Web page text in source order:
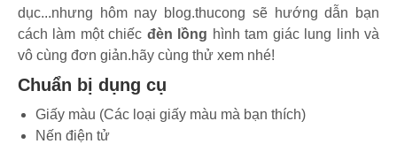
dục...nhưng hôm nay blog.thucong sẽ hướng dẫn bạn
cách làm một chiếc đèn lồng hình tam giác lung linh và
vô cùng đơn giản.hãy cùng thử xem nhé!
Chuẩn bị dụng cụ
Giấy màu (Các loại giấy màu mà bạn thích)
Nến điện tử